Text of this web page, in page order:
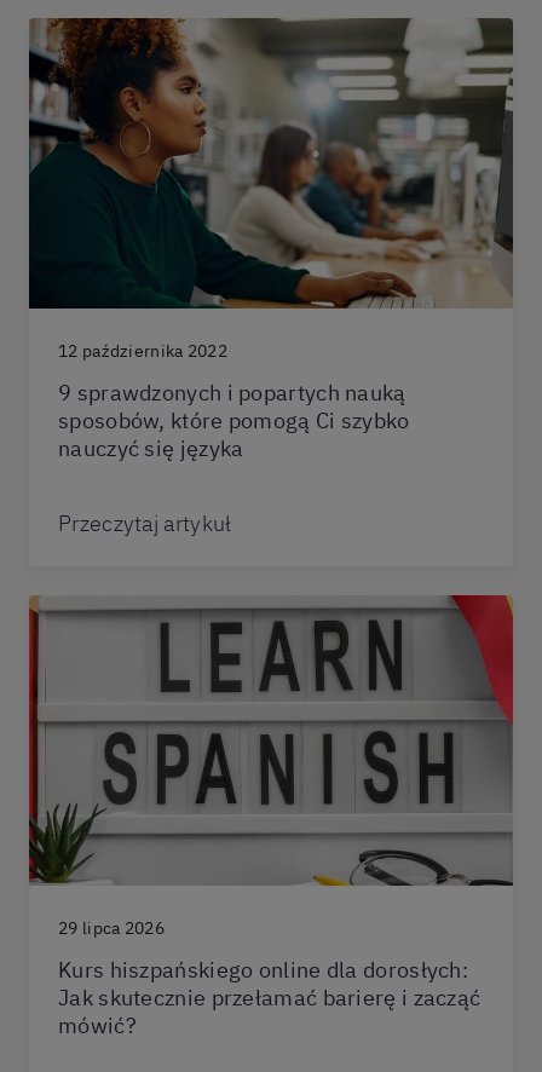
12 października 2022
9 sprawdzonych i popartych nauką
sposobów, które pomogą Ci szybko
nauczyć się języka
Przeczytaj artykuł
29 lipca 2026
Kurs hiszpańskiego online dla dorosłych:
Jak skutecznie przełamać barierę i zacząć
mówić?